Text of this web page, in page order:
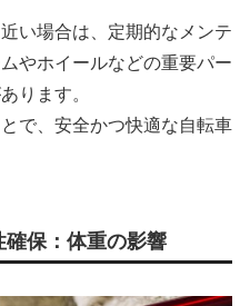
い場合は、定期的なメンテ
やホイールなどの重要パー
ります。
で、安全かつ快適な自転車
保：体重の影響